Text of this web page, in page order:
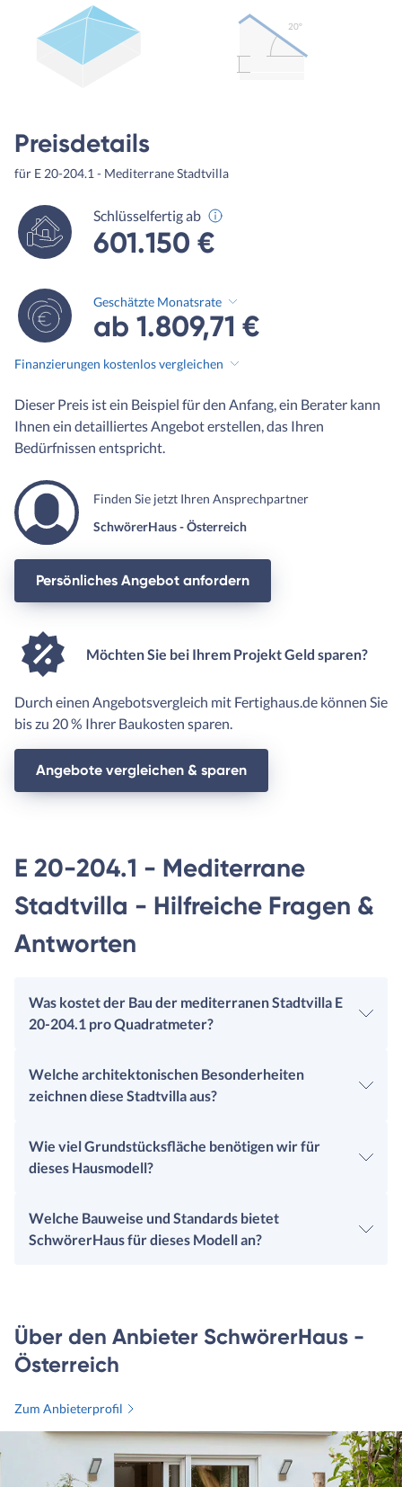
20º
Preisdetails
für E 20-204.1 - Mediterrane Stadtvilla
Schlüsselfertig ab
601.150 €
Geschätzte Monatsrate
ab 1.809,71 €
Finanzierungen kostenlos vergleichen
Dieser Preis ist ein Beispiel für den Anfang, ein Berater kann
Ihnen ein detailliertes Angebot erstellen, das Ihren
Bedürfnissen entspricht.
Finden Sie jetzt Ihren Ansprechpartner
SchwörerHaus - Österreich
Persönliches Angebot anfordern
Möchten Sie bei Ihrem Projekt Geld sparen?
Durch einen Angebotsvergleich mit Fertighaus.de können Sie
bis zu 20 % Ihrer Baukosten sparen.
Angebote vergleichen & sparen
E 20-204.1 - Mediterrane
Stadtvilla - Hilfreiche Fragen &
Antworten
Was kostet der Bau der mediterranen Stadtvilla E
20-204.1 pro Quadratmeter?
Welche architektonischen Besonderheiten
zeichnen diese Stadtvilla aus?
Wie viel Grundstücksfläche benötigen wir für
dieses Hausmodell?
Welche Bauweise und Standards bietet
SchwörerHaus für dieses Modell an?
Über den Anbieter SchwörerHaus -
Österreich
Zum Anbieterprofil